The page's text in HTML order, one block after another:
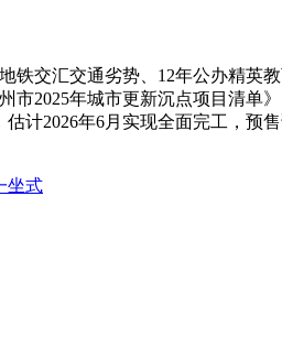
交汇交通劣势、12年公办精英
市2025年城市更新沉点项目清
计2026年6月实现全面完工，预
坐式